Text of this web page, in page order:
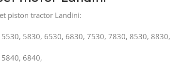
piston tractor Landini:
5530, 5830, 6530, 6830, 7530, 7830, 8530, 8830,
5840, 6840,